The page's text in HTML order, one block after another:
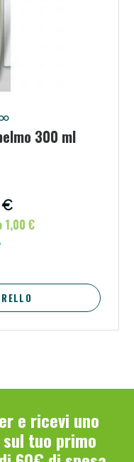
300 ml
€
1,00 €
e ricevi uno
tuo primo